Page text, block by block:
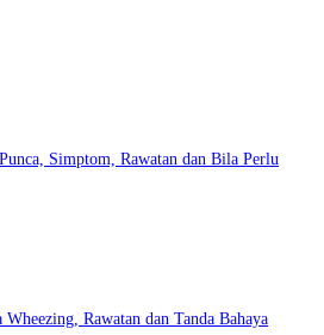
Simptom, Rawatan dan Bila Perlu
Rawatan dan Tanda Bahaya